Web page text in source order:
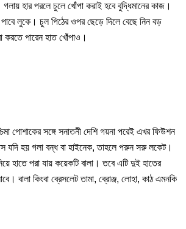
হার পরলে চুলে খোঁপা করাই হবে বুদ্ধিমানের কাজ।
পাবে লুকে। চুল পিঠের ওপর ছেড়ে দিলে বেছে নিন বড়
করতে পারেন হাত খোঁপাও।
পোশাকের সঙ্গে সনাতনী দেশি গয়না পরেই এখর ফিউশন
যদি হয় গলা বন্ধ বা হাইনেক, তাহলে পরুন সরু লকেট।
হাতে পরা যায় কয়েকটি বালা। তবে এটি দুই হাতের
বালা কিংবা ব্রেসলেট তামা, ব্রোঞ্জ, লোহা, কাঠ এমনকি